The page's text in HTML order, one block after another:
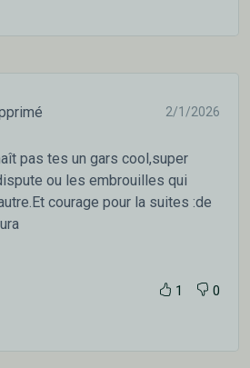
2/1/2026
pas tes un gars cool,super
ou les embrouilles qui
courage pour la suites :de
1 0